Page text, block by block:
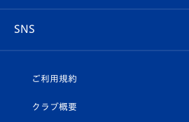
ホームタウン
プレイヤーズスイート
店舗情報
U-18
SNS
ヴィヴィくんインスタグラム
ご利用規約
クラブ概要